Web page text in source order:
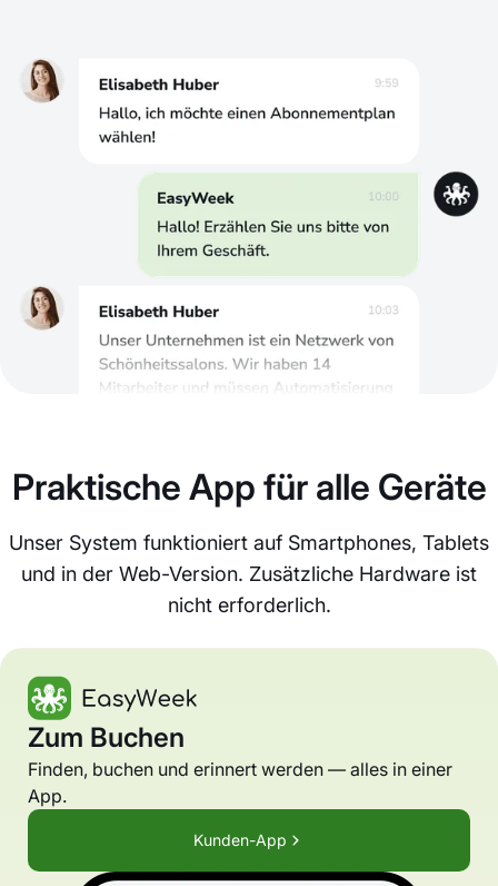
Praktische App für alle Geräte
Unser System funktioniert auf Smartphones, Tablets
und in der Web-Version. Zusätzliche Hardware ist
nicht erforderlich.
Zum Buchen
Finden, buchen und erinnert werden — alles in einer
App.
Kunden-App